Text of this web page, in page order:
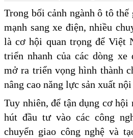
Trong bối cảnh ngành ô tô
mạnh sang xe điện, nhiều
là cơ hội quan trọng để Việt
triển nhanh của các dòng xe
mở ra triển vọng hình thành
nâng cao năng lực sản xuất
Tuy nhiên, để tận dụng cơ hội
hút đầu tư vào các công
chuyển giao công nghệ và